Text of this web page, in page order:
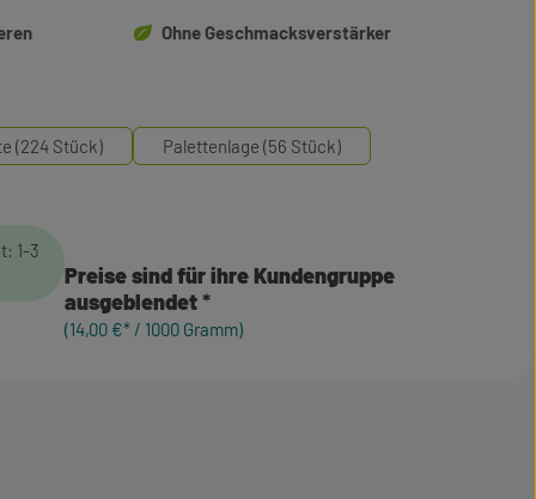
Ohne Geschmacksverstärker
Preise sind für ihre Kundengruppe
ausgeblendet
(14,00 €* / 1000 Gramm)
1-3
(224 Stück)
Palettenlage (56 Stück)